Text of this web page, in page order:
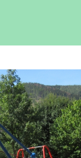
Suchen
Eintragen
App